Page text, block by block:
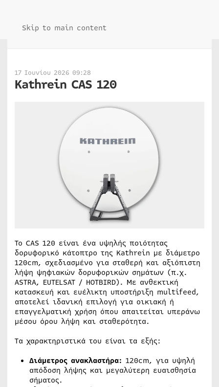
Skip to main content
17 Ιουνίου 2026 09:28
Kathrein CAS 120
Το CAS 120 είναι ένα υψηλής ποιότητας
δορυφορικό κάτοπτρο της Kathrein με διάμετρο
120cm, σχεδιασμένο για σταθερή και αξιόπιστη
λήψη ψηφιακών δορυφορικών σημάτων (π.χ.
ASTRA, EUTELSAT / HOTBIRD). Με ανθεκτική
κατασκευή και ευέλικτη υποστήριξη multifeed,
αποτελεί ιδανική επιλογή για οικιακή ή
επαγγελματική χρήση όπου απαιτείται υπεράνω
μέσου όρου λήψη και σταθερότητα.
Τα χαρακτηριστικά του είναι τα εξής:
Διάμετρος ανακλαστήρα: 120cm, για υψηλή
απόδοση λήψης και μεγαλύτερη ευαισθησία
σήματος.